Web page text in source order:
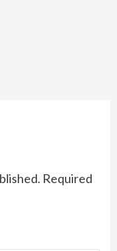
Required